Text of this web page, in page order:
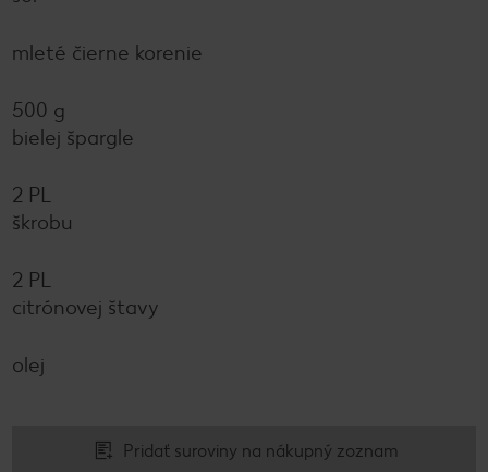
mleté čierne korenie
500 g
bielej špargle
2 PL
škrobu
2 PL
citrónovej štavy
olej
Pridať suroviny na nákupný zoznam